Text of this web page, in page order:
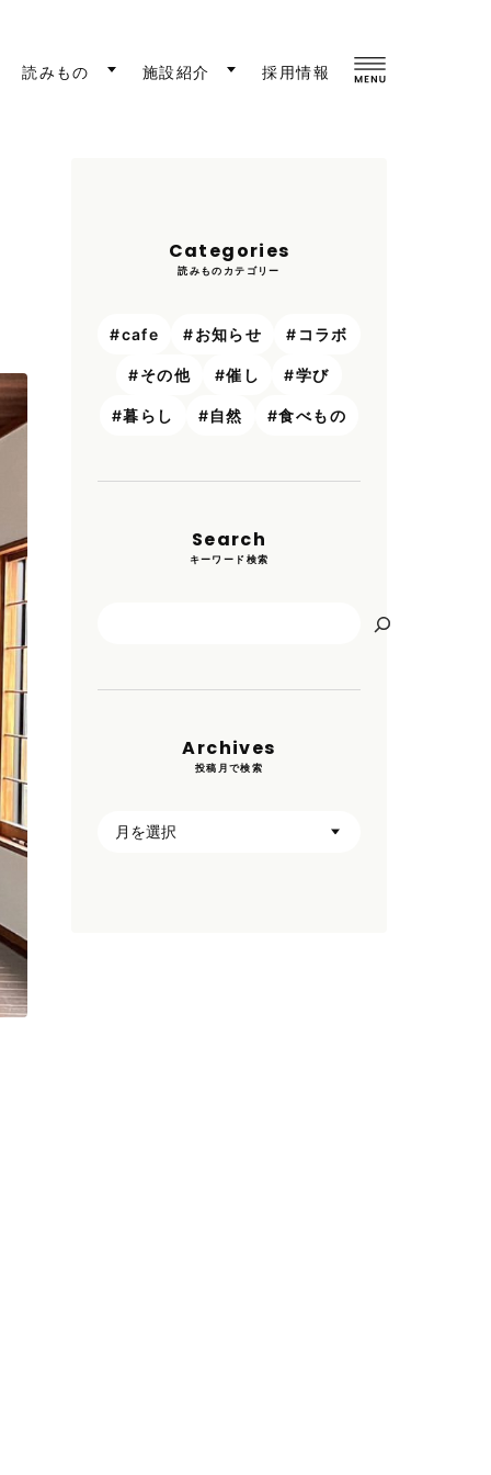
読みもの 施設紹介 採用情報
Categories
読みものカテゴリー
cafe お知らせ コラボ
その他 催し 学び
暮らし 自然 食べもの
Search
キーワード検索
Archives
投稿月で検索